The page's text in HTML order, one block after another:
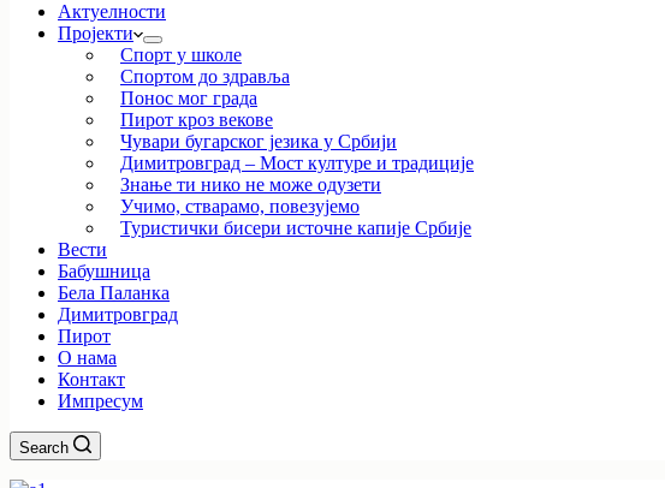
Актуелности
Пројекти
Спорт у школе
Спортом до здравља
Понос мог града
Пирот кроз векове
Чувари бугарског језика у Србији
Димитровград – Мост културе и традиције
Знање ти нико не може одузети
Учимо, стварамо, повезујемо
Туристички бисери источне капије Србије
Вести
Бабушница
Бела Паланка
Димитровград
Пирот
О нама
Контакт
Импресум
Search